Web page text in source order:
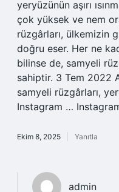
yeryüzünün aşırı
çok yüksek ve nem
rüzgârları, ülkemizin
doğru eser. Her ne
bilinse de, samyeli
sahiptir. 3 Tem 2022
samyeli rüzgârları,
Instagram …
Ekim 8, 2025 Yanıtla
admin